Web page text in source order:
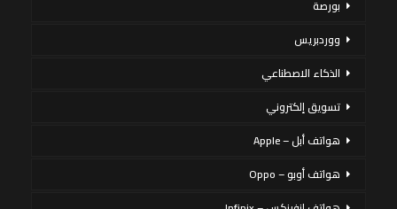
بورصة
ووردبريس
الذكاء الاصطناعي
تسويق إلكتروني
هواتف أبل – Apple
هواتف أوبو – Oppo